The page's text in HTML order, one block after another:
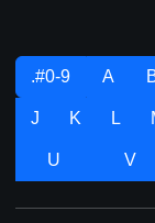
.#0-9 A
J K L
U V